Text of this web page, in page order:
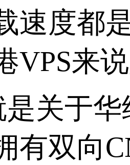
速度都
VPS来
是关于
有双向